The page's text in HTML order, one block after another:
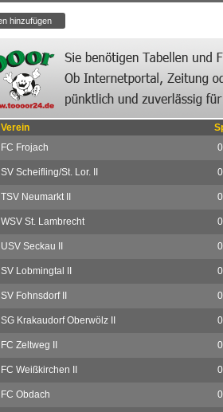
Verein
FC Frojach 0
SV Scheifling/St. Lor. II 0
TSV Neumarkt II 0
WSV St. Lambrecht 0
USV Seckau II 0
SV Lobmingtal II 0
SV Fohnsdorf II 0
SG Krakaudorf Oberwölz II 0
FC Zeltweg II 0
FC Weißkirchen II 0
FC Obdach 0